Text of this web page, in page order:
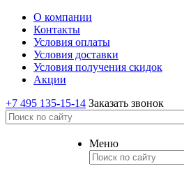
О компании
Контакты
Условия оплаты
Условия доставки
Условия получения скидок
Акции
+7 495 135-15-14 Заказать звонок
Меню